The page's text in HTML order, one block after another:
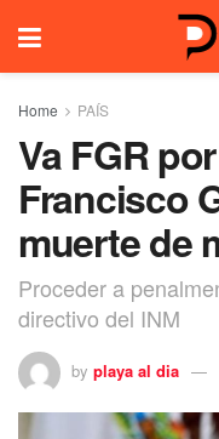
Home PAÍS
Va FGR
Francisco
muerte de
Proceder a
directivo del INM
by playa al dia